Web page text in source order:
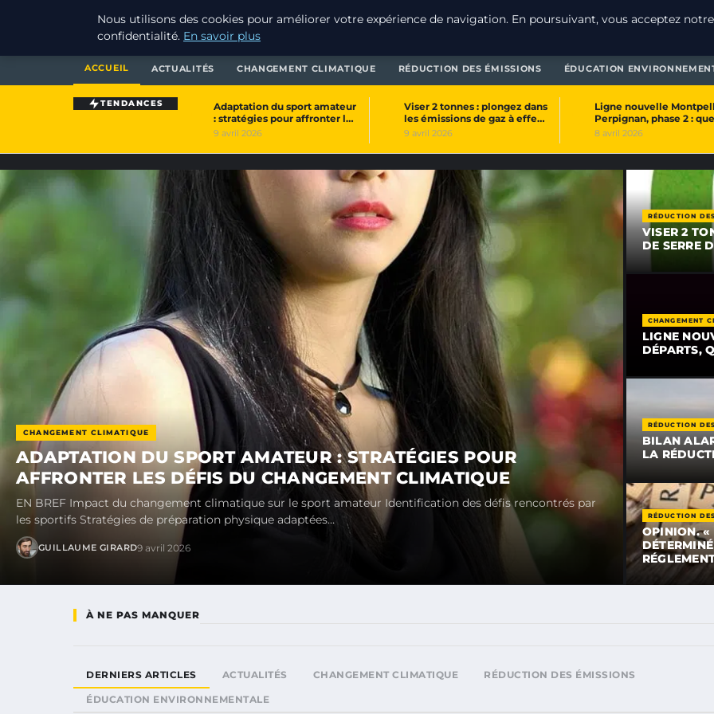
EXXON CLIMATE FOOTPRINT
ACCUEIL ACTUALITÉS CHANGEMENT CLIMATIQUE RÉDUCTION DES ÉMISSIONS ÉDUCATION
TENDANCES
Adaptation du sport amateur
: stratégies pour affronter les
défis du…
9 avril 2026
Viser 2 tonnes : plongez dans
les émissions de gaz à effet
de serre…
9 avril 2026
Ligne nouvelle
Perpignan, phase 2 :
départs…
8 avril 2026
CHANGEMENT CLIMATIQUE
ADAPTATION DU SPORT AMATEUR : STRATÉGIES POUR
AFFRONTER LES DÉFIS DU CHANGEMENT CLIMATIQUE
EN BREF Impact du changement climatique sur le sport amateur Identification des défis rencontrés par
les sportifs Stratégies de préparation physique adaptées…
GUILLAUME GIRARD9 avril 2026
RÉDUCTION
VISER 2
DE SERRE
CHANGEMENT
LIGNE
DÉPARTS,
RÉDUCTION
BILAN
LA
RÉDUCTION
OPINION. «
À NE PAS MANQUER
DERNIERS ARTICLES ACTUALITÉS CHANGEMENT CLIMATIQUE RÉDUCTION DES ÉMISSIONS
ÉDUCATION ENVIRONNEMENTALE
Nous utilisons des cookies pour améliorer votre expérience de navigation. En poursuivant, vous acceptez
confidentialité. En savoir plus